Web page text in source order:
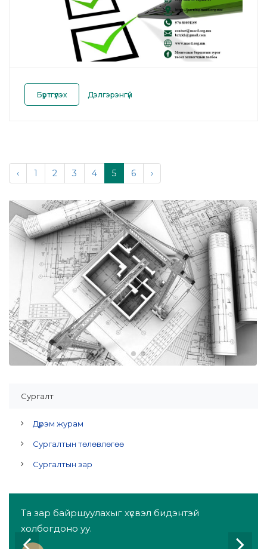
Бүртгүүлэх Дэлгэрэнгүй
‹ 1 2 3 4 5 6 ›
Сургалт
Дүрэм журам
Сургалтын төлөвлөгөө
Сургалтын зар
Та зар байршуулахыг хүсвэл бидэнтэй
холбогдоно уу.